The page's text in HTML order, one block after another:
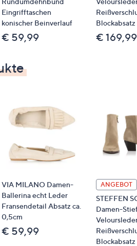
Eingrifftaschen
konischer Beinverlauf
€ 59,99
Blockabsatz
€ 169,99
VIA MILANO Damen-
Ballerina echt Leder
Fransendetail Absatz ca.
0,5cm
€ 59,99
ANGEBOT
STEFFEN
Damen-
Blockabsatz